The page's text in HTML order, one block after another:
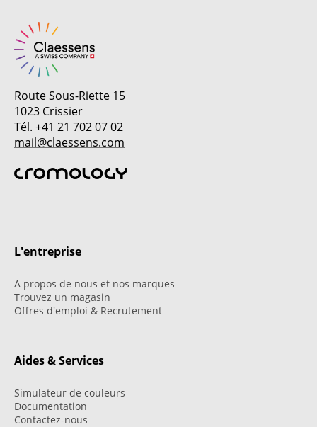
Route Sous-Riette 15
1023 Crissier
Tél. +41 21 702 07 02
mail@claessens.com
L'entreprise
A propos de nous et nos marques
Trouvez un magasin
Offres d'emploi & Recrutement
Aides & Services
Simulateur de couleurs
Documentation
Contactez-nous